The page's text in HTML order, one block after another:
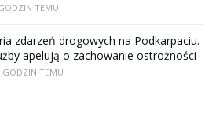
TEMU
zdarzeń drogowych na Podkarpaciu.
apelują o zachowanie ostrożności
GODZIN TEMU